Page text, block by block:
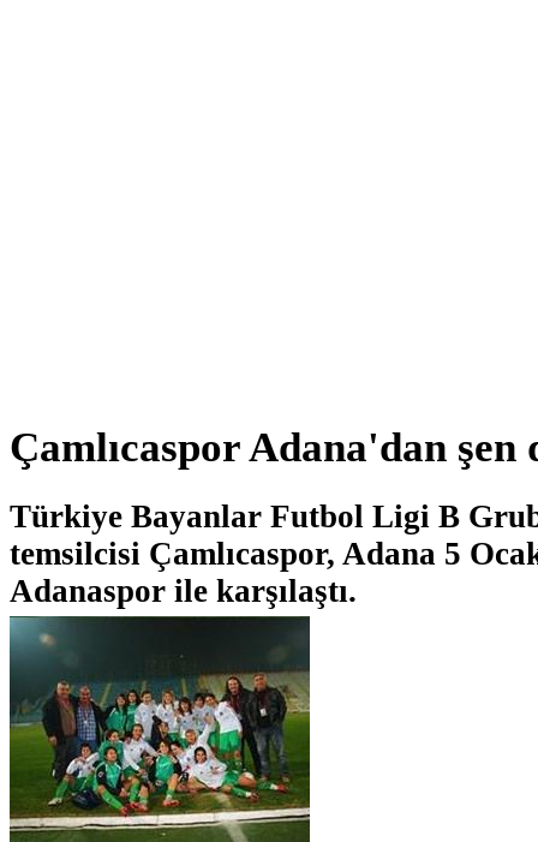
Çamlıcaspor Adana'dan şen
Türkiye Bayanlar Futbol Ligi B
temsilcisi Çamlıcaspor, Adana 5
Adanaspor ile karşılaştı.